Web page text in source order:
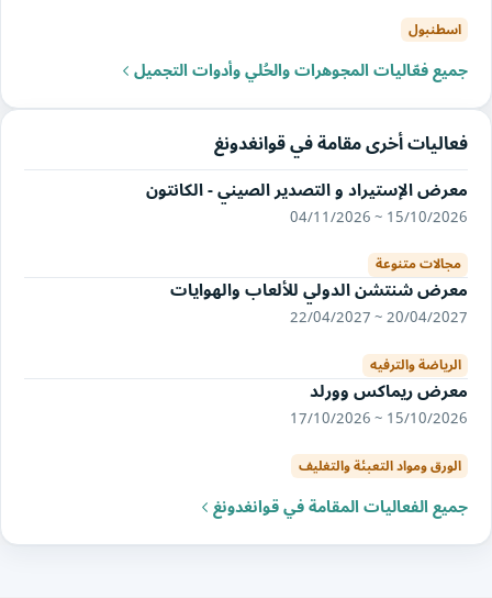
اسطنبول
جميع فعّاليات المجوهرات والحُلي وأدوات التجميل
فعاليات أخرى مقامة في قوانغدونغ
معرض الإستيراد و التصدير الصيني - الكانتون
15/10/2026 ~ 04/11/2026
مجالات متنوعة
معرض شنتشن الدولي للألعاب والهوايات
20/04/2027 ~ 22/04/2027
الرياضة والترفيه
معرض ريماكس وورلد
15/10/2026 ~ 17/10/2026
الورق ومواد التعبئة والتغليف
جميع الفعاليات المقامة في قوانغدونغ